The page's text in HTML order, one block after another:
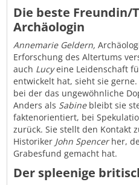
Die beste Freundin/
Archäologin
Annemarie Geldern,
Erforschung des Altertums
auch Lucyeine Leidenschaft
entwickelt hat, sieht sie
bei der das ungewöhnliche
Anders als Sabinebleibt sie
faktenorientiert, bei
zurück. Sie stellt den Kontakt
Historiker John Spencerher,
Grabesfund gemacht hat.
Der spleenige